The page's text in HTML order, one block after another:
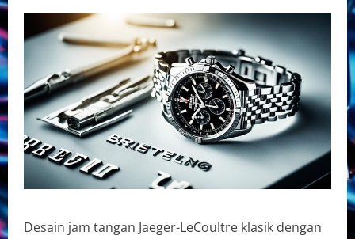
Desain jam tangan Jaeger-LeCoultre klasik dengan